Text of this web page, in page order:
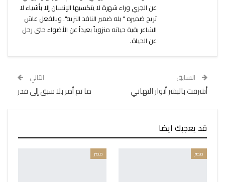
عن الجري وراء شهرة لا يتكسبها الإنسان إلا بأشياء لا
تريح ضميره " بله ضمير الناقد النزيه". وبالفعل عاش
الشاعر بقية حياته منزوياً بعيداً عن الأضواء حتى رحل
عن الحياة.
السابق
أشرقت بالبشر أنوار التهاني
التالي
ما تم أمر بلا سبق إلى قدر
قد يعجبك ايضا
مصر مصر